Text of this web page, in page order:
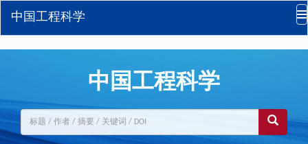
中国工程科学
中国工程科学